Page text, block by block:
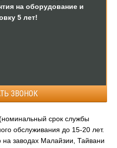
на оборудование и
5 лет!
ЗВОНОК
срок службы
обслуживания до 15-20 лет.
на заводах Малайзии, Тайвани